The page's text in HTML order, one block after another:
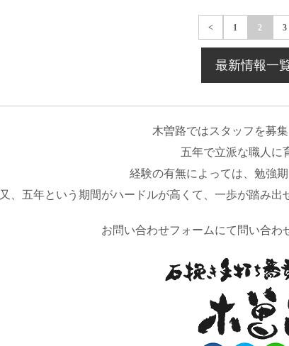
< 1 2 3
最新情報一
木曽路ではスタッフを募集
五年で立派な職人に
経験の有無によっては、勉強期
又、五年という期間がハードルが高くて、一歩が踏み
お問い合わせフォームにて問い合わ